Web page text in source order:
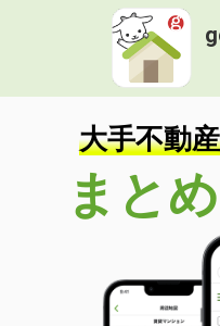
大手不動
まと